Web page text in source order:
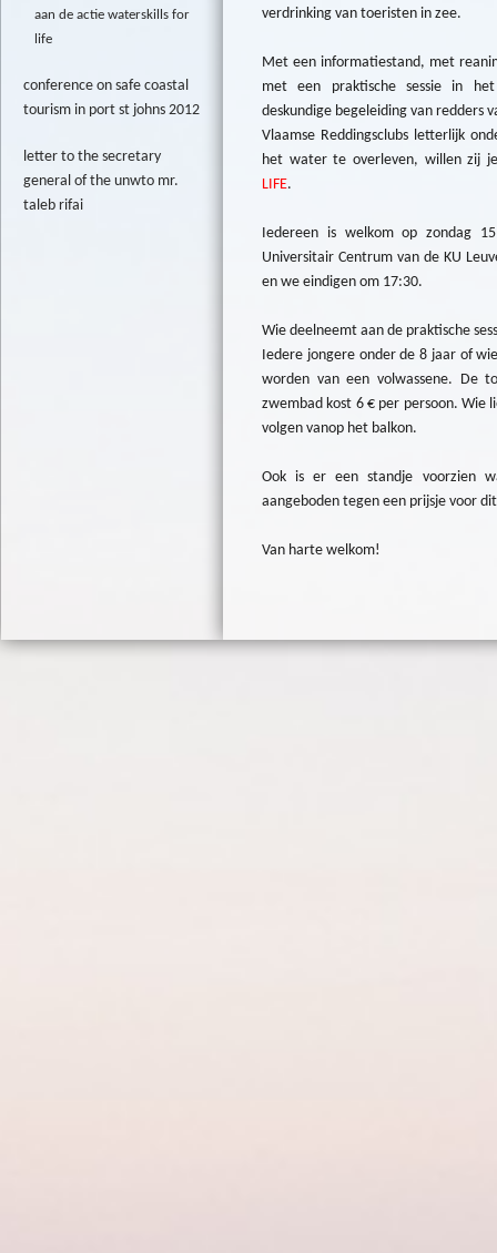
aan de actie waterskills for
life
conference on safe coastal
tourism in port st johns 2012
letter to the secretary
general of the unwto mr.
taleb rifai
verdrinking van toeristen in zee.
Met een informatiestand, met
met een praktische sessie in
deskundige begeleiding van redders
Vlaamse Reddingsclubs letterlijk
het water te overleven, willen zij
LIFE.
Iedereen is welkom op zondag
Universitair Centrum van de KU
en we eindigen om 17:30.
Wie deelneemt aan de praktische
Iedere jongere onder de 8 jaar of
worden van een volwassene. De
zwembad kost 6 € per persoon. Wie
volgen vanop het balkon.
Ook is er een standje voorzien
aangeboden tegen een prijsje voor
Van harte welkom!